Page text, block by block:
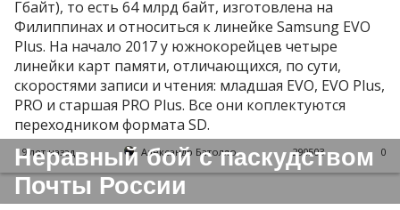
Гбайт), то есть 64 млрд байт, изготовлена на
Филиппинах и относиться к линейке Samsung EVO
Plus. На начало 2017 у южнокорейцев четыре
линейки карт памяти, отличающихся, по сути,
скоростями записи и чтения: младшая EVO, EVO Plus,
PRO и старшая PRO Plus. Все они коплектуются
переходником формата SD.
9 лет назад Александр Батолло 290503 0
Неравный бой с паскудством
Почты России